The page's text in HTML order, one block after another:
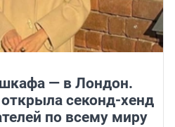
— в Лондон.
секонд-хенд
по всему миру